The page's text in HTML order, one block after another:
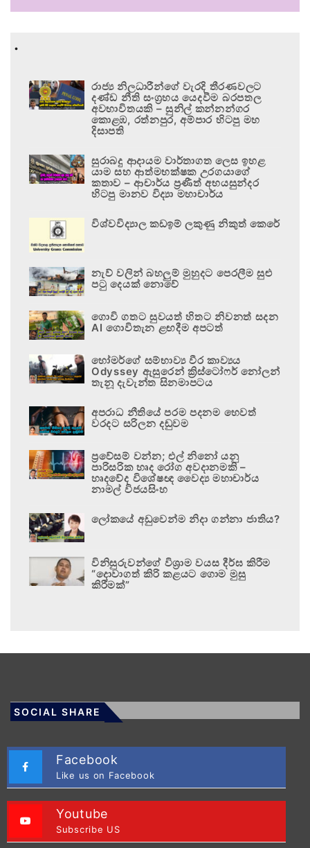
.
රාජ්‍ය නිලධාරීන්ගේ වැරදි තීරණවලට
දණ්ඩ නීති සංග්‍රහය යෙදවීම බරපතල
අවභාවිතයකි – සුනිල් කන්නන්ගර
කොළඹ, රත්නපුර, අම්පාර හිටපු මහ
දිසාපති
සුරාබදු ආදායම වාර්තාගත ලෙස ඉහළ
යාම සහ ආත්මභක්ෂක උරගයාගේ
කතාව – ආචාර්ය ප්‍රණීත් අභයසුන්දර
හිටපු මානව විද්‍යා මහාචාර්ය
විශ්වවිද්‍යාල කඩඉම් ලකුණු නිකුත් කෙරේ
නැව් වලින් බහලුම් මුහුදට පෙරලීම සුළු
පටු දෙයක් නොවේ
ගොවි ගතට සුවයත් හිතට නිවනත් සදන
AI ගොවිතැන ළඟදීම අපටත්
හෝමර්ගේ සම්භාව්‍ය වීර කාව්‍යය
Odyssey ඇසුරෙන් ක්‍රිස්ටෝෆර් නෝලන්
තැනූ දැවැන්ත සිනමාපටය
අපරාධ නීතියේ පරම පදනම හෙවත්
වරදට සරිලන දඬුවම
ප්‍රවේසම් වන්න; එල් නිනෝ යනු
පාරිසරික හෘද රෝග අවදානමකි –
හෘදවේද විශේෂඥ වෛද්‍ය මහාචාර්ය
නාමල් විජයසිංහ
ලෝකයේ අඩුවෙන්ම නිදා ගන්නා ජාතිය?
විනිසුරුවන්ගේ විශ්‍රාම වයස දීර්ඝ කිරීම
“දොවාගත් කිරි කළයට ගොම මුසු
කිරීමක්”
SOCIAL SHARE
Facebook
Like us on Facebook
Youtube
Subscribe US